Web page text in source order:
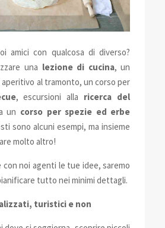
amici con qualcosa di diverso?
una lezione di cucina, un
aperitivo al tramonto, un corso per
, escursioni alla ricerca del
un corso per spezie ed erbe
sono alcuni esempi, ma insieme
are molto altro!
con noi agenti le tue idee, saremo
tutto nei minimi dettagli.
turistici e non